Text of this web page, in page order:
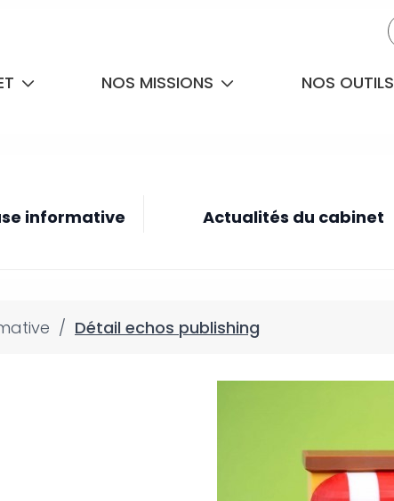
NOS MISSIONS NOS OUTILS
informative Actualités du cabinet
/ Détail echos publishing